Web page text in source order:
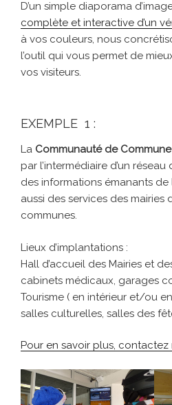
D’un simple diaporama
complète et interactive d’un
à vos couleurs, nous
l’outil qui vous permet de
vos visiteurs.
EXEMPLE 1 :
La Communauté de Commune
par l’intermédiaire d’un
des informations émanants de
aussi des services des mairies
communes.
Lieux d’implantations :
Hall d’accueil des Mairies et
cabinets médicaux, garages
Tourisme ( en intérieur et/ou
salles culturelles, salles des
Pour en savoir plus, contactez